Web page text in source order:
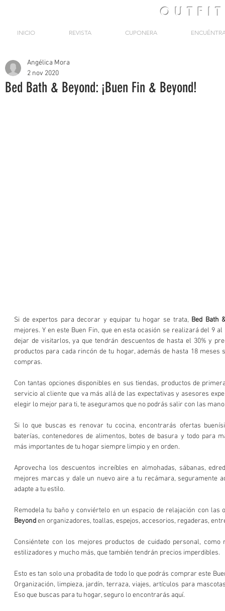
OUTFIT
INICIO REVISTA CUPONERA
Bed Bath & Beyond: ¡Buen Fin & Beyond!
Angélica Mora
2 nov 2020
Si de expertos para decorar y equipar tu hogar se trata, Bed Bath
mejores. Y en este Buen Fin, que en esta ocasión se realizará del 9
dejar de visitarlos, ya que tendrán descuentos de hasta el 30% y
productos para cada rincón de tu hogar, además de hasta 18
compras.
Con tantas opciones disponibles en sus tiendas, productos de
servicio al cliente que va más allá de las expectativas y asesores
elegir lo mejor para ti, te aseguramos que no podrás salir con las
Si lo que buscas es renovar tu cocina, encontrarás ofertas
baterías, contenedores de alimentos, botes de basura y todo para
más importantes de tu hogar siempre limpio y en orden.
Aprovecha los descuentos increíbles en almohadas, sábanas,
mejores marcas y dale un nuevo aire a tu recámara, seguramente
adapte a tu estilo.
Remodela tu baño y conviértelo en un espacio de relajación con las
Beyond en organizadores, toallas, espejos, accesorios, regaderas,
Consiéntete con los mejores productos de cuidado personal, como
estilizadores y mucho más, que también tendrán precios imperdibles.
Esto es tan solo una probadita de todo lo que podrás comprar este
Organización, limpieza, jardín, terraza, viajes, artículos para
Eso que buscas para tu hogar, seguro lo encontrarás aquí.